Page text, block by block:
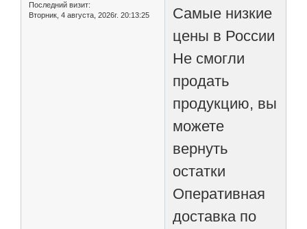
Последний визит:
Вторник, 4 августа, 2026г. 20:13:25
Самые низкие
цены в России
Не смогли
продать
продукцию, вы
можете
вернуть
остатки
Оперативная
доставка по